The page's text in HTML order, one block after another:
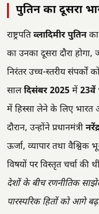
पुतिन का दूसरा
राष्ट्रपतिव्लादिमीर पुतिनका
का उनका दूसरा दौरा
निरंतर उच्च-स्तरीय संपर्कों
सालदिसंबर 2025 में 23वें
में हिस्सा लेने के लिए भारत
दौरान, उन्होंने प्रधानमंत्री
ऊर्जा, व्यापार तथा वैश्विक
विषयों पर विस्तृत चर्चा की
देशों के बीच रणनीतिक
पारस्परिक हितों को आगे